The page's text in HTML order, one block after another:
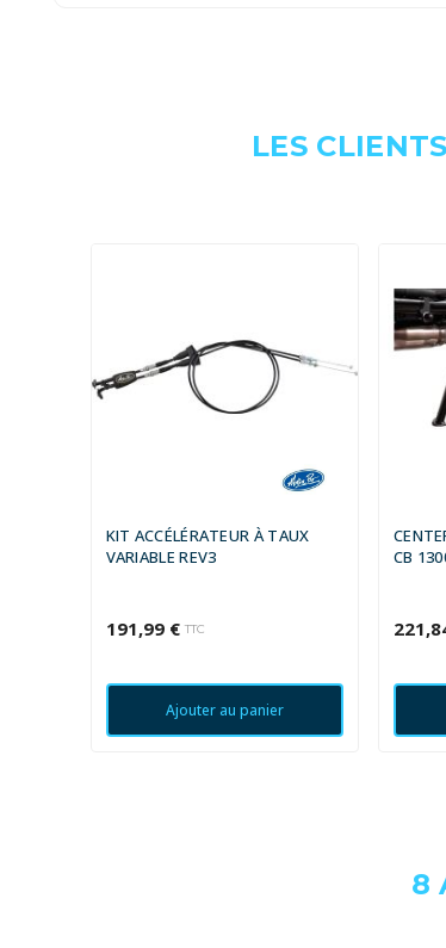
LES
KIT ACCÉLÉRATEUR À TAUX
VARIABLE REV3
191,99 € TTC
Ajouter au panier
CB
8